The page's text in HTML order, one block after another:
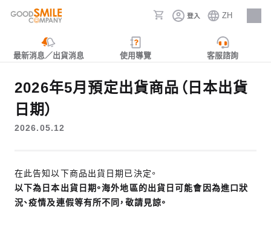
登入 ZH
人才招募
最新消息／出貨消息 使用導覽 客服諮詢
2026年5月預定出貨商品（日本出貨
日期）
2026.05.12
在此告知以下商品出貨日期已決定。
以下為日本出貨日期。海外地區的出貨日可能會因為進口狀
況、疫情及連假等有所不同，敬請見諒。